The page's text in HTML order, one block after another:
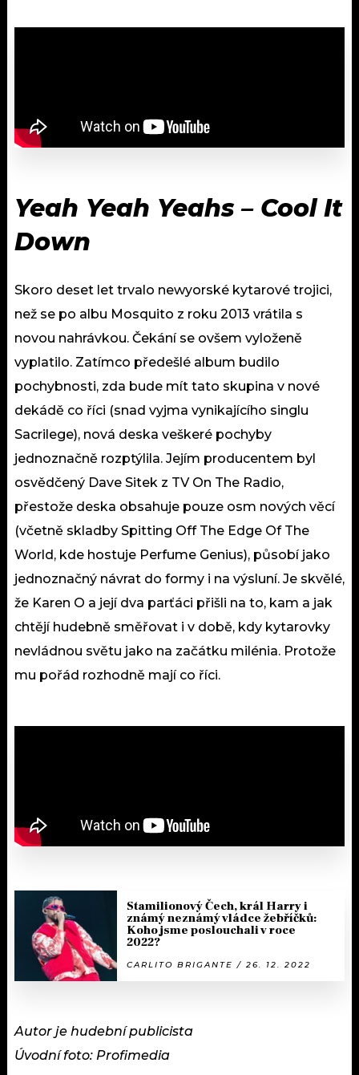
Yeah Yeah Yeahs – Cool It
Down
Skoro deset let trvalo newyorské kytarové trojici,
než se po albu Mosquito z roku 2013 vrátila s
novou nahrávkou. Čekání se ovšem vyloženě
vyplatilo. Zatímco předešlé album budilo
pochybnosti, zda bude mít tato skupina v nové
dekádě co říci (snad vyjma vynikajícího singlu
Sacrilege), nová deska veškeré pochyby
jednoznačně rozptýlila. Jejím producentem byl
osvědčený Dave Sitek z TV On The Radio,
přestože deska obsahuje pouze osm nových věcí
(včetně skladby Spitting Off The Edge Of The
World, kde hostuje Perfume Genius), působí jako
jednoznačný návrat do formy i na výsluní. Je skvělé,
že Karen O a její dva parťáci přišli na to, kam a jak
chtějí hudebně směřovat i v době, kdy kytarovky
nevládnou světu jako na začátku milénia. Protože
mu pořád rozhodně mají co říci.
Stamilionový Čech, král Harry i
známý neznámý vládce žebříčků:
Koho jsme poslouchali v roce
2022?
CARLITO BRIGANTE / 26. 12. 2022
Autor je hudební publicista
Úvodní foto: Profimedia